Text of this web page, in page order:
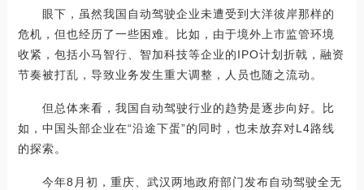
眼下，虽然我国自动驾驶企业未遭受到大洋彼岸那样的
危机，但也经历了一些困难。比如，由于境外上市监管环境
收紧，包括小马智行、智加科技等企业的IPO计划折戟，融资
节奏被打乱，导致业务发生重大调整，人员也随之流动。
但总体来看，我国自动驾驶行业的趋势是逐步向好。比
如，中国头部企业在“沿途下蛋”的同时，也未放弃对L4路线
的探索。
今年8月初，重庆、武汉两地政府部门发布自动驾驶全无